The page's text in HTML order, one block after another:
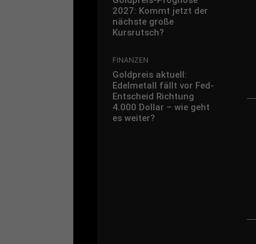
2027: Kommt jetzt der
nächste große
Kursrutsch?
FINANZEN
Goldpreis aktuell:
Edelmetall fällt vor Fed-
Entscheid Richtung
4.000 Dollar – wie geht
es weiter?